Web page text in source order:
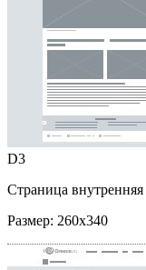
D3
Страница внутренняя
Размер: 260x340